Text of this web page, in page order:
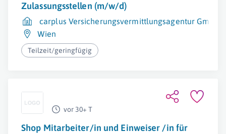
Zulassungsstellen (m/w/d)
carplus Versicherungsvermittlungsagentur GmbH
Wien
Teilzeit/geringfügig
vor 30+ T
Shop Mitarbeiter/in und Einweiser /in für